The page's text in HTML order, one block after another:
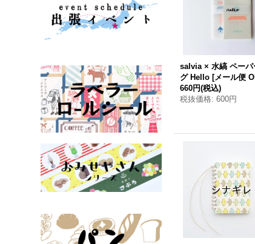
salvia × 水縞 ペーパ
グ Hello [メール便
660円(税込)
税抜価格: 600円